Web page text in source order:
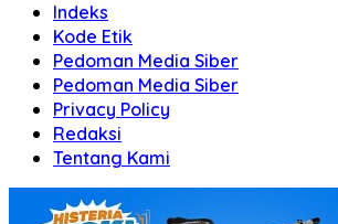
Indeks
Kode Etik
Pedoman Media Siber
Pedoman Media Siber
Privacy Policy
Redaksi
Tentang Kami